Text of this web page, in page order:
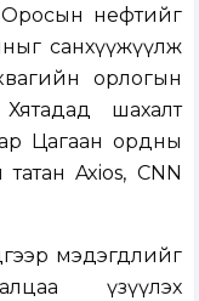
нефтийг
санхүүжүүлж
орлогын
шахалт
Цагаан ордны
Axios, CNN
мэдэгдлийг
үзүүлэх